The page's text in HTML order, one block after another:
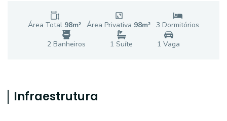
Área Total 98m² Área Privativa 98m² 3 Dormitórios
2 Banheiros 1 Suíte 1 Vaga
Infraestrutura